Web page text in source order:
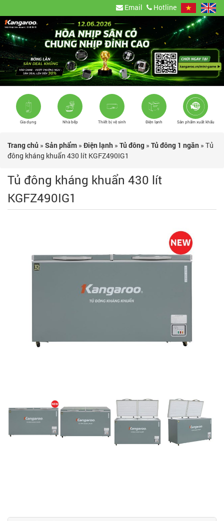
Email Hotline
Gia dụng Nhà bếp Thiết bị vệ sinh Điện lạnh Sản phẩm xuất khẩu
Trang chủ » Sản phẩm » Điện lạnh » Tủ đông » Tủ đông 1 ngăn » Tủ
đông kháng khuẩn 430 lít KGFZ490IG1
Tủ đông kháng khuẩn 430 lít
KGFZ490IG1